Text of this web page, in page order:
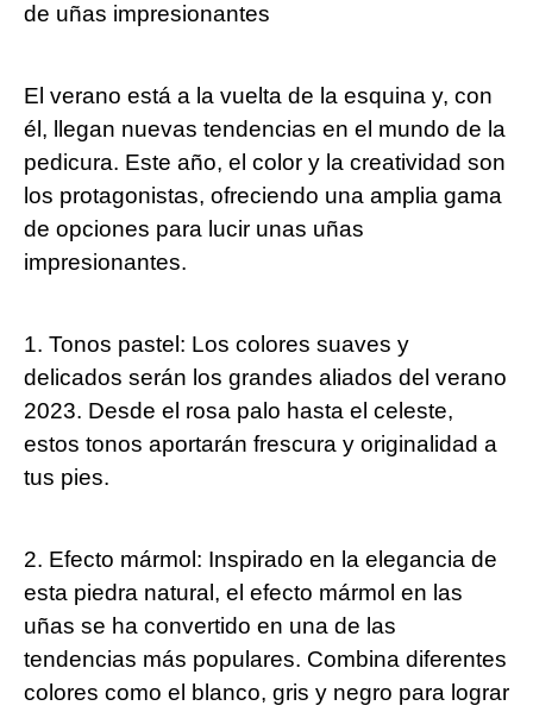
de uñas impresionantes
El verano está a la vuelta de la esquina y, con
él, llegan nuevas tendencias en el mundo de la
pedicura. Este año, el color y la creatividad son
los protagonistas, ofreciendo una amplia gama
de opciones para lucir unas uñas
impresionantes.
1. Tonos pastel: Los colores suaves y
delicados serán los grandes aliados del verano
2023. Desde el rosa palo hasta el celeste,
estos tonos aportarán frescura y originalidad a
tus pies.
2. Efecto mármol: Inspirado en la elegancia de
esta piedra natural, el efecto mármol en las
uñas se ha convertido en una de las
tendencias más populares. Combina diferentes
colores como el blanco, gris y negro para lograr